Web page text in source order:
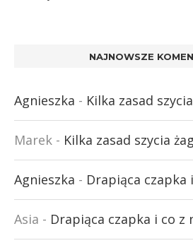
NAJNOWSZE
Agnieszka - Kilka zasad
Marek - Kilka zasad szycia
Agnieszka - Drapiąca czapka
Asia - Drapiąca czapka i co z